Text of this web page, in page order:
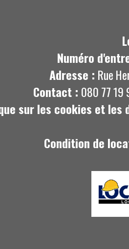
Numéro
Adresse : Rue
Contact : 080 77 19
sur les cookies et les
Condition de